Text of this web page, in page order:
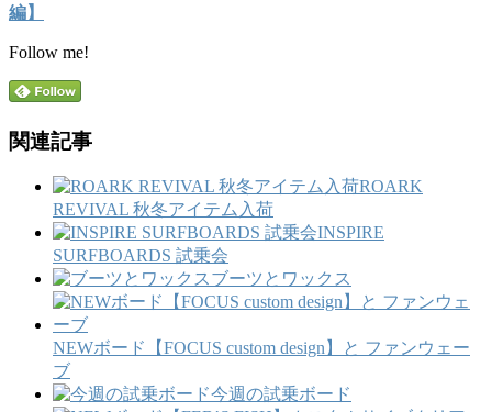
編】
Follow me!
関連記事
ROARK
REVIVAL 秋冬アイテム入荷
INSPIRE
SURFBOARDS 試乗会
ブーツとワックス
NEWボード【FOCUS custom design】と ファンウェー
ブ
今週の試乗ボード